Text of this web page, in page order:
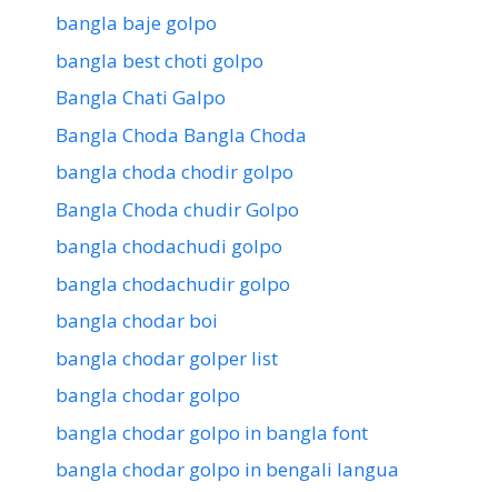
bangla baje golpo
bangla best choti golpo
Bangla Chati Galpo
Bangla Choda Bangla Choda
bangla choda chodir golpo
Bangla Choda chudir Golpo
bangla chodachudi golpo
bangla chodachudir golpo
bangla chodar boi
bangla chodar golper list
bangla chodar golpo
bangla chodar golpo in bangla font
bangla chodar golpo in bengali langua